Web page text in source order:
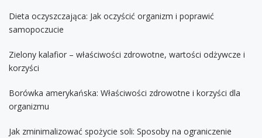
Dieta oczyszczająca: Jak oczyścić organizm i poprawić
samopoczucie
Zielony kalafior – właściwości zdrowotne, wartości odżywcze i
korzyści
Borówka amerykańska: Właściwości zdrowotne i korzyści dla
organizmu
Jak zminimalizować spożycie soli: Sposoby na ograniczenie